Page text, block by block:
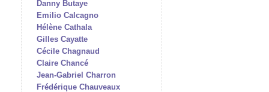
Danny Butaye
Emilio Calcagno
Hélène Cathala
Gilles Cayatte
Cécile Chagnaud
Claire Chancé
Jean-Gabriel Charron
Frédérique Chauveaux